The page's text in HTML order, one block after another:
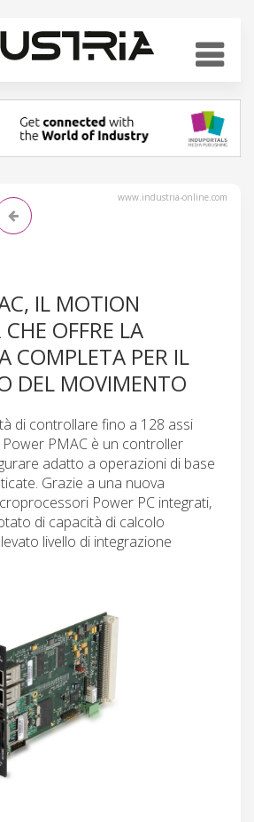
www.industria-online.com
IL MOTION
OFFRE LA
COMPLETA PER IL
DEL MOVIMENTO
di controllare fino a 128 assi
PMAC è un controller
adatto a operazioni di base
Grazie a una nuova
Power PC integrati,
di capacità di calcolo
livello di integrazione